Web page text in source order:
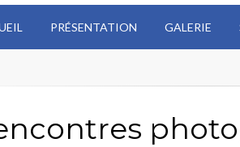
PRÉSENTATION GALERIE